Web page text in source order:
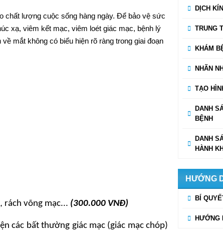
chất lượng cuộc sống hàng ngày. Để bảo vệ sức
xạ, viêm kết mạc, viêm loét giác mạc, bệnh lý
mắt không có biểu hiện rõ ràng trong giai đoạn
rách võng mạc... (300.000 VNĐ)
các bất thường giác mạc (giác mạc chóp)
DỊCH
TRUNG
KHÁM
NHÃN
TẠO
DANH
BỆNH
DANH
HÀNH
HƯỚNG
BÍ
HƯỚNG